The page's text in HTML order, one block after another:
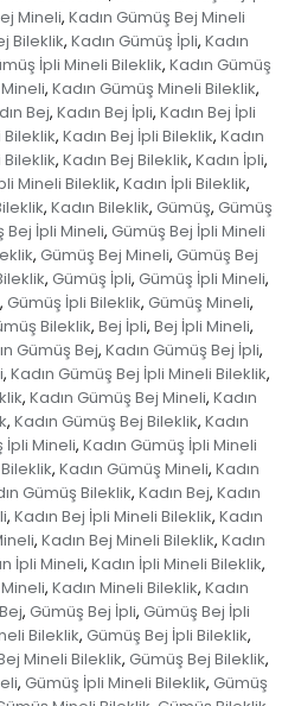
Mineli, Kadın Gümüş Bej Mineli
Bileklik, Kadın Gümüş İpli, Kadın
İpli Mineli Bileklik, Kadın Gümüş
, Kadın Gümüş Mineli Bileklik,
Bej, Kadın Bej İpli, Kadın Bej İpli
Bileklik, Kadın Bej İpli Bileklik, Kadın
Bileklik, Kadın Bej Bileklik, Kadın İpli,
Mineli Bileklik, Kadın İpli Bileklik,
, Kadın Bileklik, Gümüş, Gümüş
Bej İpli Mineli, Gümüş Bej İpli Mineli
, Gümüş Bej Mineli, Gümüş Bej
, Gümüş İpli, Gümüş İpli Mineli,
, Gümüş İpli Bileklik, Gümüş Mineli,
Bileklik, Bej İpli, Bej İpli Mineli,
Gümüş Bej, Kadın Gümüş Bej İpli,
, Kadın Gümüş Bej İpli Mineli Bileklik,
, Kadın Gümüş Bej Mineli, Kadın
, Kadın Gümüş Bej Bileklik, Kadın
İpli Mineli, Kadın Gümüş İpli Mineli
, Kadın Gümüş Mineli, Kadın
Gümüş Bileklik, Kadın Bej, Kadın
, Kadın Bej İpli Mineli Bileklik, Kadın
, Kadın Bej Mineli Bileklik, Kadın
İpli Mineli, Kadın İpli Mineli Bileklik,
, Kadın Mineli Bileklik, Kadın
, Gümüş Bej İpli, Gümüş Bej İpli
Bileklik, Gümüş Bej İpli Bileklik,
Mineli Bileklik, Gümüş Bej Bileklik,
, Gümüş İpli Mineli Bileklik, Gümüş